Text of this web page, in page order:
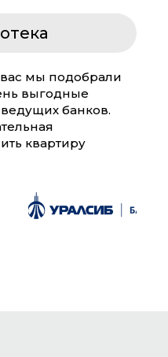
мы подобрали
выгодные
банков.
квартиру